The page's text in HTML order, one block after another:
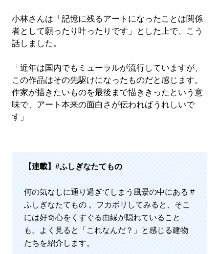
小林さんは「記憶に残るアートになったことは関係
者として願ったり叶ったりです」とした上で、こう
話しました。
「近年は国内でもミューラルが流行していますが、
この作品はその先駆けになったものだと感じます。
作家が描きたいものを最後まで描ききったという意
味で、アート本来の面白さが伝わればうれしいで
す」
【連載】#ふしぎなたてもの
何の気なしに通り過ぎてしまう風景の中にある #
ふしぎなたてもの 。フカボリしてみると、そこ
には好奇心をくすぐる由縁が隠れていること
も。よく見ると「これなんだ？」と感じる建物
たちを紹介します。